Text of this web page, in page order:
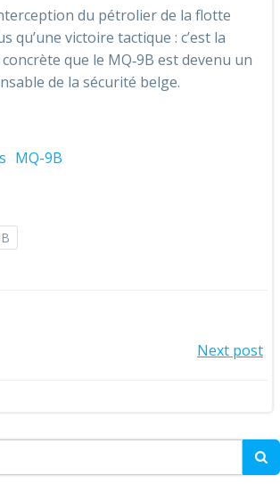
du pétrolier de la flotte
qu’une victoire tactique : c’est la
que le MQ‑9B est devenu un
de la sécurité belge.
MQ-9B
Next post